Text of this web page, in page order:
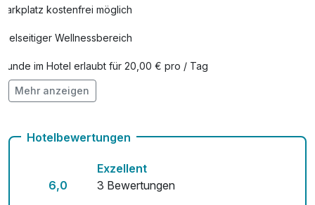
Parkplatz kostenfrei möglich
Vielseitiger Wellnessbereich
Hunde im Hotel erlaubt für 20,00 € pro / Tag
Auch vegetarische Speisen
Mit Hotelbar
Mehr anzeigen
Hotelbewertungen
6,0
Exzellent
3 Bewertungen